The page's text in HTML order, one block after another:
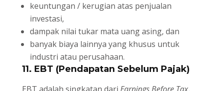
keuntungan / kerugian atas penjualan
investasi,
dampak nilai tukar mata uang asing, dan
banyak biaya lainnya yang khusus untuk
industri atau perusahaan.
11. EBT (Pendapatan Sebelum Pajak)